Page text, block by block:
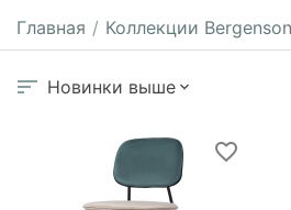
Главная / Коллекции
Новинки выше